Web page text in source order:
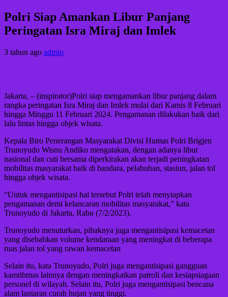
Polri Siap Amankan Libur Panjang
Peringatan Isra Miraj dan Imlek
3 tahun ago admin
Jakarta, – (inspirator)Polri siap mengamankan libur panjang dalam
rangka peringatan Isra Miraj dan Imlek mulai dari Kamis 8 Februari
hingga Minggu 11 Februari 2024. Pengamanan dilakukan baik dari
lalu lintas hingga objek wisata.
Kepala Biro Penerangan Masyarakat Divisi Humas Polri Brigjen
Trunoyudo Wisnu Andiko mengatakan, dengan adanya libur
nasional dan cuti bersama diperkirakan akan terjadi peningkatan
mobilitas masyarakat baik di bandara, pelabuhan, stasiun, jalan tol
hingga objek wisata.
“Untuk mengantisipasi hal tersebut Polri telah menyiapkan
pengamanan demi kelancaran mobilitas masyarakat,” kata
Trunoyudo di Jakarta, Rabu (7/2/2023).
Trunoyudo menuturkan, pihaknya juga mengantisipasi kemacetan
yang disebabkan volume kendaraan yang meningkat di beberapa
ruas jalan tol yang rawan kemacetan
Selain itu, kata Trunoyudo, Polri juga mengantisipasi gangguan
kamtibmas lainnya dengan meningkatkan patroli dan kesiapsiagaan
personel di wilayah. Selain itu, Polri juga mengantisipasi bencana
alam lantaran curah hujan yang tinggi.